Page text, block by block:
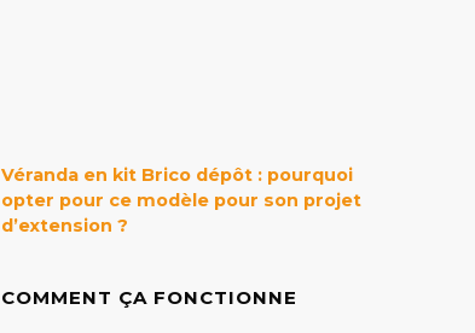
Véranda en kit Brico dépôt : pourquoi
opter pour ce modèle pour son projet
d’extension ?
COMMENT ÇA FONCTIONNE